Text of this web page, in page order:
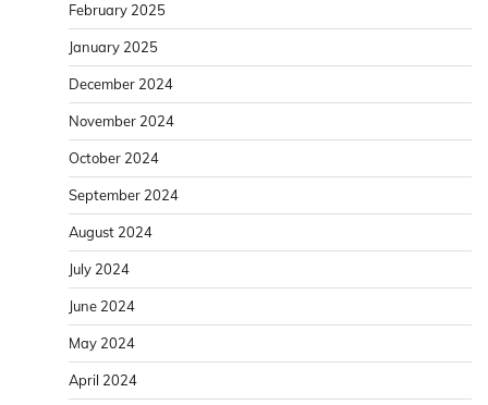
February 2025
January 2025
December 2024
November 2024
October 2024
September 2024
August 2024
July 2024
June 2024
May 2024
April 2024